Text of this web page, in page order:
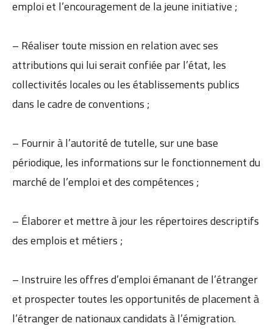
emploi et l’encouragement de la jeune initiative ;
– Réaliser toute mission en relation avec ses
attributions qui lui serait confiée par l’état, les
collectivités locales ou les établissements publics
dans le cadre de conventions ;
– Fournir à l’autorité de tutelle, sur une base
périodique, les informations sur le fonctionnement du
marché de l’emploi et des compétences ;
– Élaborer et mettre à jour les répertoires descriptifs
des emplois et métiers ;
– Instruire les offres d’emploi émanant de l’étranger
et prospecter toutes les opportunités de placement à
l’étranger de nationaux candidats à l’émigration.